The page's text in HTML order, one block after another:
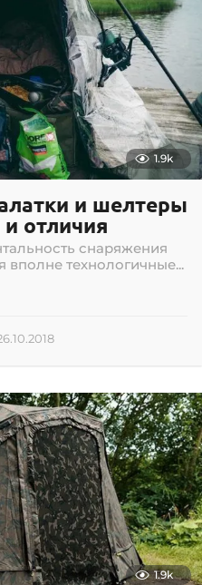
1.9k
и шелтеры
отличия
снаряжения
технологичные...
1
0
.
2
0
1
8
1.9k